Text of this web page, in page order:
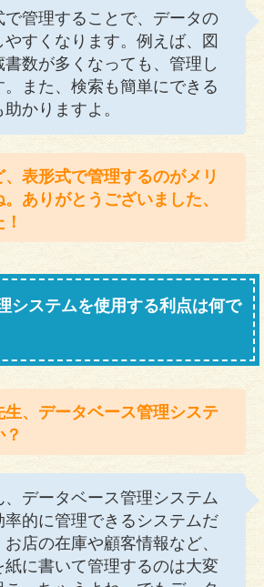
で管理することで、データの
すくなります。例えば、図
数が多くなっても、管理し
また、検索も簡単にできる
かりますよ。
、表形式で管理するのがメリ
ありがとうございました、
システムを使用する利点は何で
生、データベース管理システ
、データベース管理システム
率的に管理できるシステムだ
店の在庫や顧客情報など、
紙に書いて管理するのは大変